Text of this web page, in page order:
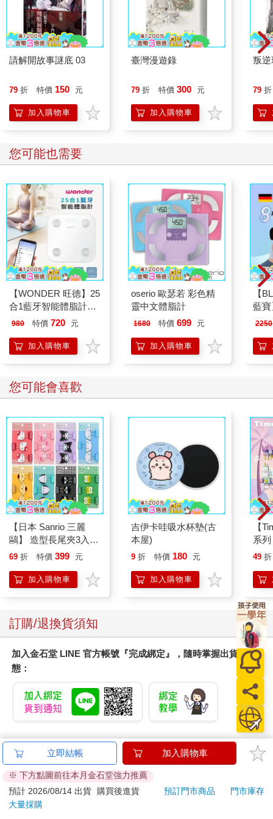
請解開故事謎底 03
79 折 特價 150 元
加入購物車
臺灣漫遊錄
79 折 特價 300 元
加入購物車
叛逆
79 折
您可能也需要
【WONDER 旺德】25
合1藍牙智能體脂計
(WH-SC07W)
980 特價 720 元
加入購物車
oserio 歐瑟若 彩色精
靈中文體脂計
1680 特價 699 元
加入購物車
【
藍寶
八
2250
您可能會喜歡
【日本 Sanrio 三麗
鷗】 造型長尾夾3入組
(8款可選) 凱蒂貓 Hello
企鵝
69 折 特價 399 元
加入購物車
吉伊卡哇吸水杯墊(古
本屋)
9 折 特價 180 元
加入購物車
【
系
禮物
49 折
訂購/退換貨須知
加入金石堂 LINE 官方帳號『完成綁定』，隨時掌握出貨動
態：
提醒您！！
金石堂及銀行均不會請您操作ATM! 如接獲電話要求您前往
ATM提款機，請不要聽從指示，以免受騙上當！
退換貨須知：
立即結帳 加入購物車
※ 下方點圖前往本月金石堂強力推薦
預計 2026/08/14 出貨
購買後進貨 預訂門市商品
門市庫存
大量採購